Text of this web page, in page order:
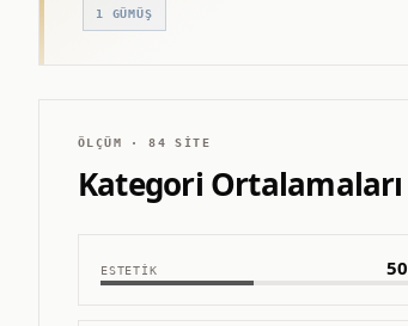
1 GÜMÜŞ
ÖLÇÜM ·84 SITE
Kategori Ortalamaları
ESTETIK 50